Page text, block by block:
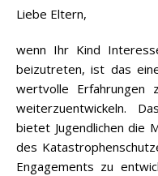
Liebe Eltern,
wenn Ihr Kind
beizutreten, ist das
wertvolle Erfahrungen
weiterzuentwickeln.
bietet Jugendlichen die
des
Engagements zu